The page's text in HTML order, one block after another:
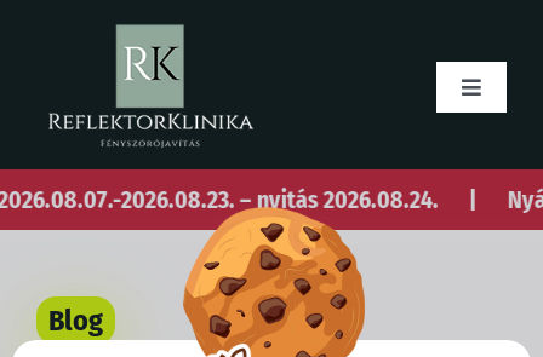
Toggle
Blog
2026.08.23. – nyitás 2026.08.24. | Nyári
Blog